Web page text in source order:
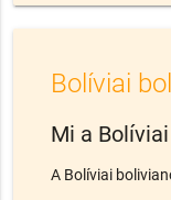
Bolíviai
Mi a
A Bolíviai